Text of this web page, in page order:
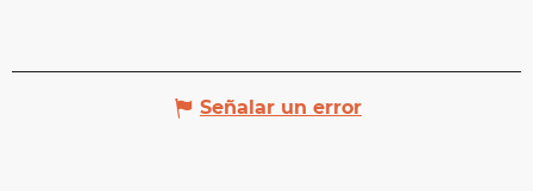
Señalar un error